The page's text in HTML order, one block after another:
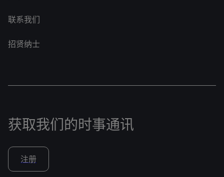
联系我们
招贤纳士
获取我们的时事通讯
注册